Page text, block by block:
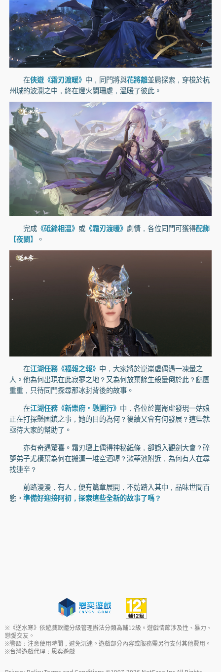
在俠遊《霜刃渡暖》 中，同門將與花將離並肩探索，穿梭於杭
州城的波瀾之中，終在燈火闌珊處，溫暖了彼此。
完成《砥鋒相溫》 或《霜刃渡暖》 劇情，各位同門可獲得配飾
【夜闌】
。
在江湖任務《福報之報》 中，大家將於崑崙虛偶遇一凍暈之
人。他為何出現在此寂寥之地？又為何放棄餘生般暈倒於此？謎團
重重，只待同門探尋那冰封背後的故事。
在江湖任務《新樂府·懸圃行》 中，各位於崑崙虛發現一姑娘
正在打探懸圃鎮之事，她的目的為何？後續又會有何發展？這些就
亟待大家的幫助了。
亦有奇遇驚喜。霜刃壇上偶得神秘紙條，卻誤入觀劍大會？碎
夢弟子尤橫葉為何在搬運一堆空酒罈？漱華池附近，為何有人在尋
找連辛？
前路漫漫，有人，便有篇章展開，不妨踏入其中，品味世間百
態。準備好迎接阿初，探索這些全新的故事了嗎？
※《逆水寒》依遊戲軟體分級管理辦法分類為輔12級。遊戲情節涉及性、暴力、
戀愛交友。
※警語：注意使用時間，避免沉迷。遊戲部分內容或服務需另行支付其他費用。
※台灣遊戲代理：恩奕遊戲